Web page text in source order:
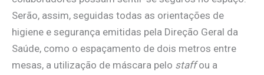
Serão, assim, seguidas todas as orientações de
higiene e segurança emitidas pela Direção Geral da
Saúde, como o espaçamento de dois metros entre
mesas, a utilização de máscara pelo staffou a